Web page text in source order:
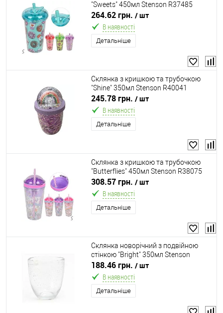
"Sweets" 450мл Stenson R37485
264.62 грн. / шт
В наявності
Детальніше
Склянка з кришкою та трубочкою
"Shine" 350мл Stenson R40041
245.78 грн. / шт
В наявності
Детальніше
Склянка з кришкою та трубочкою
"Butterflies" 450мл Stenson R38075
308.57 грн. / шт
В наявності
Детальніше
Склянка новорічний з подвійною
стінкою "Bright" 350мл Stenson
R97460
188.46 грн. / шт
В наявності
Детальніше